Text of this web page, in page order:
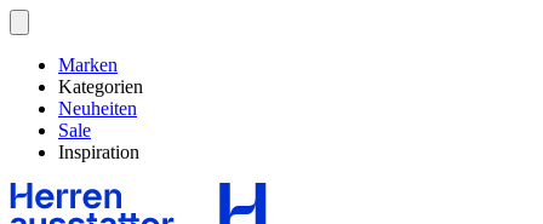
Marken
Kategorien
Neuheiten
Sale
Inspiration